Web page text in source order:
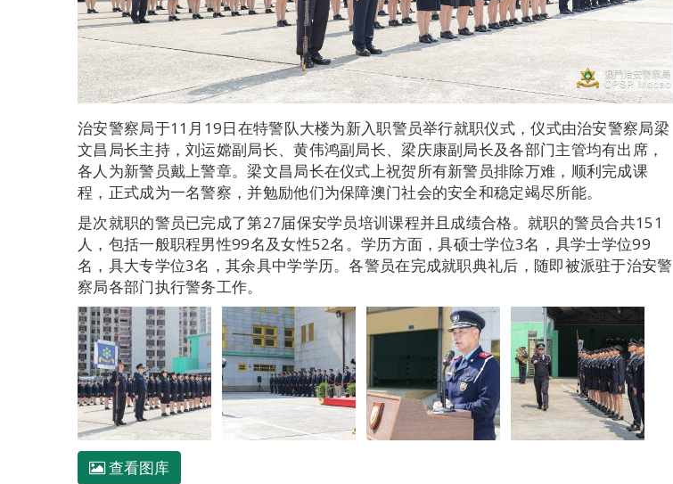
治安警察局于11月19日在特警队大楼为新入职警员举行就职仪式，仪式由治安警察局梁
文昌局长主持，刘运嫦副局长、黄伟鸿副局长、梁庆康副局长及各部门主管均有出席，
各人为新警员戴上警章。梁文昌局长在仪式上祝贺所有新警员排除万难，顺利完成课
程，正式成为一名警察，并勉励他们为保障澳门社会的安全和稳定竭尽所能。
是次就职的警员已完成了第27届保安学员培训课程并且成绩合格。就职的警员合共151
人，包括一般职程男性99名及女性52名。学历方面，具硕士学位3名，具学士学位99
名，具大专学位3名，其余具中学学历。各警员在完成就职典礼后，随即被派驻于治安警
察局各部门执行警务工作。
查看图库